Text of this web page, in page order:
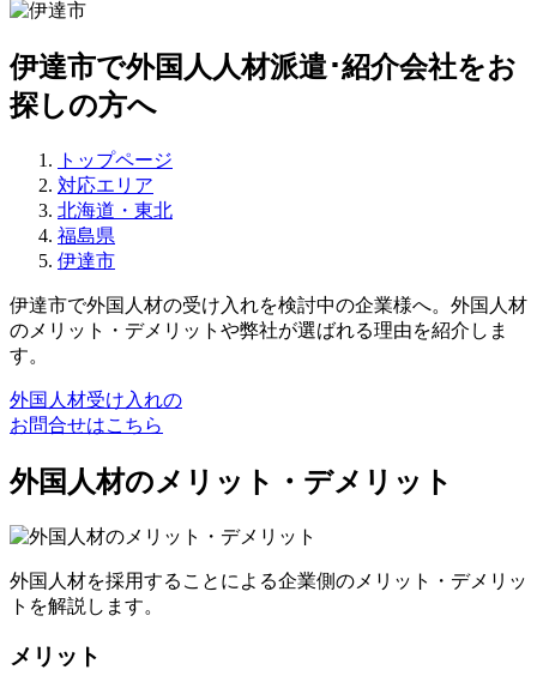
伊達市で外国人人材派遣･紹介会社をお
探しの方へ
トップページ
対応エリア
北海道・東北
福島県
伊達市
伊達市で外国人材の受け入れを検討中の企業様へ。外国人材
のメリット・デメリットや弊社が選ばれる理由を紹介しま
す。
外国人材受け入れの
お問合せはこちら
外国人材のメリット・デメリット
外国人材を採用することによる企業側のメリット・デメリッ
トを解説します。
メリット